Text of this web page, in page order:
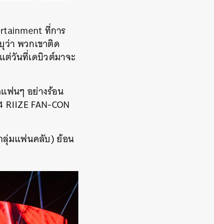
ที่การ
ว่า พวกเขาติด
วันที่เดบิวต์มาจะ
ฟนๆ อย่างร้อน
FAN-CON
ลุ่มแฟนคลับ) ย้อน